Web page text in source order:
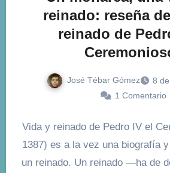
reinado: reseña
reinado de
José Tébar Gómez
8
1 Comentario
Vida y reinado de Pedro IV el
1387) es a la vez una biografía
un reinado. Un reinado —ha de